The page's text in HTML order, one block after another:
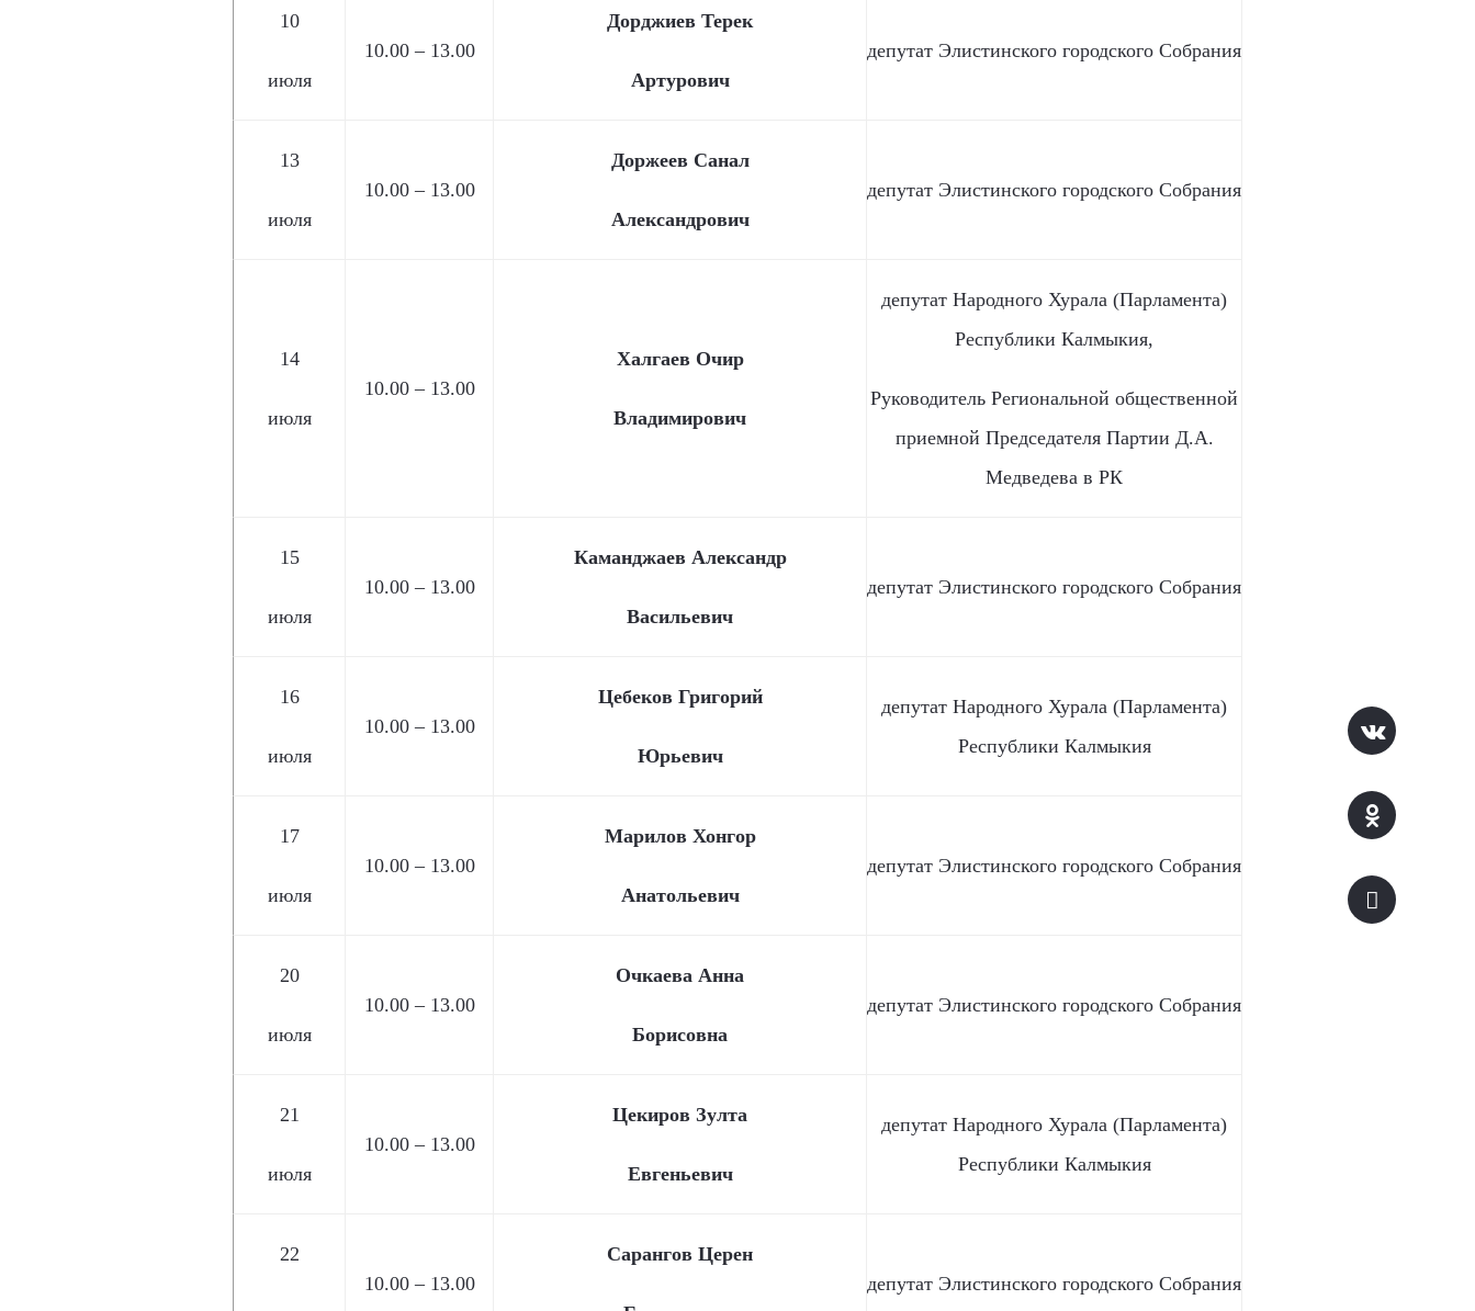
10
июля
10.00 – 13.00
Дорджиев Терек
Артурович
депутат Элистинского городского Собрания
13
июля
10.00 – 13.00
Доржеев Санал
Александрович
депутат Элистинского городского Собрания
14
июля
10.00 – 13.00
Халгаев Очир
Владимирович
депутат Народного Хурала (Парламента)
Республики Калмыкия,
Руководитель Региональной общественной
приемной Председателя Партии Д.А.
Медведева в РК
15
июля
10.00 – 13.00
Каманджаев Александр
Васильевич
депутат Элистинского городского Собрания
16
июля
10.00 – 13.00
Цебеков Григорий
Юрьевич
депутат Народного Хурала (Парламента)
Республики Калмыкия
17
июля
10.00 – 13.00
Марилов Хонгор
Анатольевич
депутат Элистинского городского Собрания
20
июля
10.00 – 13.00
Очкаева Анна
Борисовна
депутат Элистинского городского Собрания
21
июля
10.00 – 13.00
Цекиров Зулта
Евгеньевич
депутат Народного Хурала (Парламента)
Республики Калмыкия
22
10.00 – 13.00
Сарангов Церен
депутат Элистинского городского Собрания